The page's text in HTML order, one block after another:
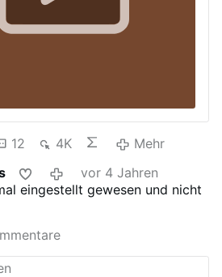
12 4K
Mehr
vor 4 Jahren
eingestellt gewesen und nicht